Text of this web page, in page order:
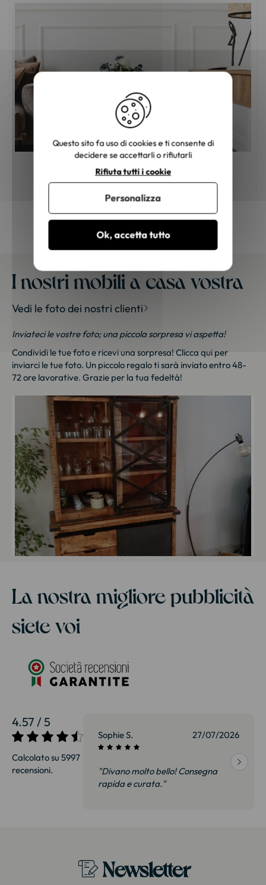
Mobili in legno: come scegliere il colore
giusto?
I nostri mobili a casa vostra
Vedi le foto dei nostri clienti
Inviateci le vostre foto; una piccola sorpresa vi aspetta!
Condividi le tue foto e ricevi una sorpresa! Clicca qui per
inviarci le tue foto. Un piccolo regalo ti sarà inviato entro 48-
72 ore lavorative. Grazie per la tua fedeltà!
La nostra migliore pubblicità
siete voi
4.57 / 5
Calcolato su 5997
recensioni.
27/07/2026 Sophie S. 27/07/2026
"Divano molto bello! Consegna
rapida e curata."
Newsletter
Questo sito fa uso di cookies e ti consente di
decidere se accettarli o rifiutarli
Ok, accetta tutto
Rifiuta tutti i cookie
Personalizza